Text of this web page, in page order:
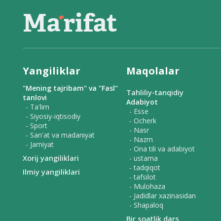
Yangiliklar
"Mening tajribam" va "Fasl"
tanlovi
- Ta'lim
- Siyosiy-iqtisodiy
- Sport
- San'at va madaniyat
- Jamiyat
Xorij yangiliklari
Ilmiy yangiliklari
Maqolalar
Tahliliy-tanqidiy
Adabiyot
- Esse
- Ocherk
- Nasr
- Nazm
- Ona tili va adabiyot
- ustama
- tadqiqot
- tafsilot
- Mulohaza
- Jadidlar xazinasidan
- Shapaloq
Bir soatlik dars